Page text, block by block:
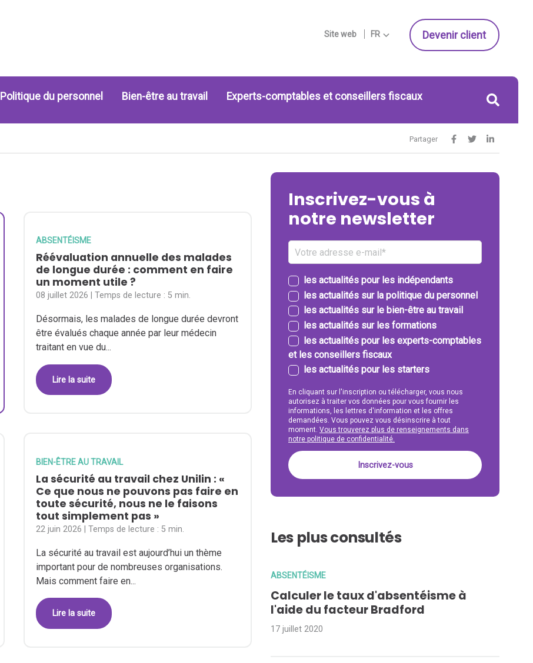
Site web FR Devenir client
Politique du personnel Bien-être au travail Experts-comptables et conseillers fiscaux
Partager
ABSENTÉISME
Réévaluation annuelle des malades
de longue durée : comment en faire
un moment utile ?
08 juillet 2026 | Temps de lecture : 5 min.
Désormais, les malades de longue durée devront
être évalués chaque année par leur médecin
traitant en vue du...
Lire la suite
BIEN-ÊTRE AU TRAVAIL
La sécurité au travail chez Unilin : «
Ce que nous ne pouvons pas faire en
toute sécurité, nous ne le faisons
tout simplement pas »
22 juin 2026 | Temps de lecture : 5 min.
La sécurité au travail est aujourd’hui un thème
important pour de nombreuses organisations.
Mais comment faire en...
Lire la suite
Inscrivez-vous à
notre newsletter
les actualités pour les indépendants
les actualités sur la politique du personnel
les actualités sur le bien-être au travail
les actualités sur les formations
les actualités pour les experts-comptables
et les conseillers fiscaux
les actualités pour les starters
En cliquant sur l'inscription ou télécharger, vous nous
autorisez à traiter vos données pour vous fournir les
informations, les lettres d'information et les offres
demandées. Vous pouvez vous désinscrire à tout
moment.Vous trouverez plus de renseignements dans
notre politique de confidentialité.
Les plus consultés
ABSENTÉISME
Calculer le taux d'absentéisme à
l'aide du facteur Bradford
17 juillet 2020